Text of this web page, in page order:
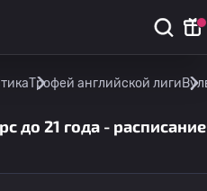
Трофей английской лиги
до 21 года - расписание